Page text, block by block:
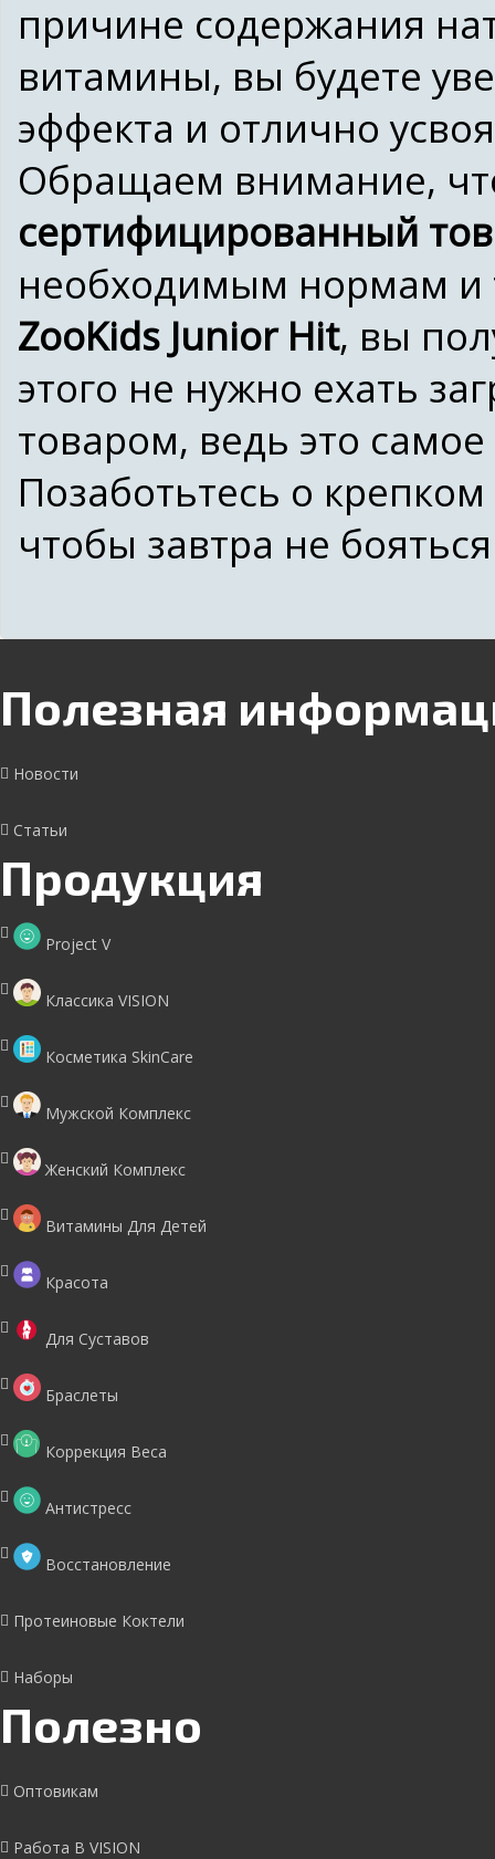
причине содержания
витамины, вы будете
эффекта и отлично
Обращаем внимание,
сертифицированный
необходимым нормам и
ZooKids Junior Hit, вы
этого не нужно ехать
товаром, ведь это
Позаботьтесь о
чтобы завтра не
Полезная
Новости
Статьи
Продукция
Project V
Классика VISION
Косметика SkinCare
Мужской Комплекс
Женский Комплекс
Витамины Для Детей
Красота
Для Суставов
Браслеты
Коррекция Веса
Антистресс
Восстановление
Протеиновые Коктели
Наборы
Полезно
Оптовикам
Работа В VISION